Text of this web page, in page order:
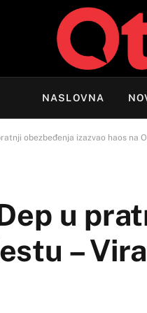
NASLOVNA
obezbeđenja izazvao haos
u
–